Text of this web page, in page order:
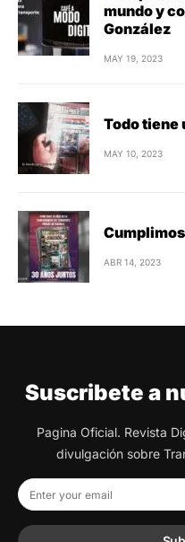
mundo y
González
MAY 19, 2023
Todo tiene
MAY 10, 2023
ABR 14, 2023
Suscribete a
Pagina Oficial. Revista
divulgación sobre